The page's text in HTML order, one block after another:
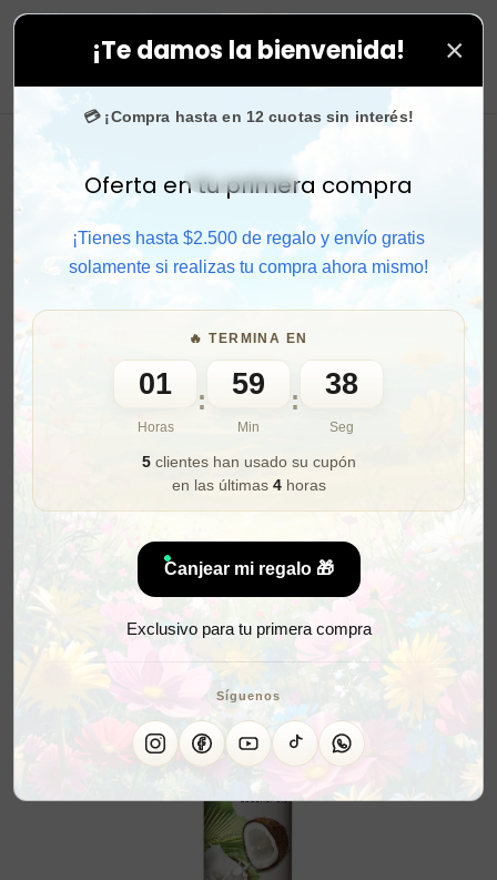
¡Te damos la bienvenida! ×
💳 ¡Compra hasta en 12 cuotas sin interés!
Activar sonido
Oferta en tu primera compra
¡Tienes hasta $2.500 de regalo y envío gratis
solamente si realizas tu compra ahora mismo!
🔥 TERMINA EN
01
Horas
: 59
Min
:
36
Seg
5clientes han usado su cupón
en las últimas 4horas
Canjear mi regalo 🎁
Exclusivo para tu primera compra
Síguenos
tus compras. ⚡ Compra rápido y aprovecha. 💙